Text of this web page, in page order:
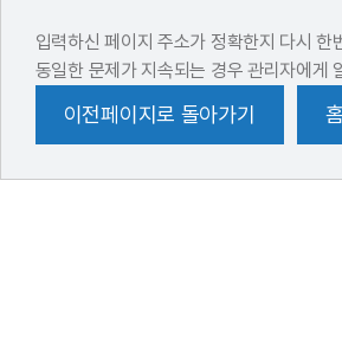
입력하신 페이지 주소가 정확한지 다시 한
동일한 문제가 지속되는 경우 관리자에게
이전페이지로 돌아가기